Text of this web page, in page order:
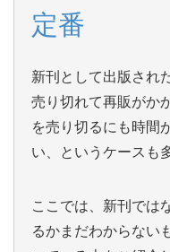
定番
新刊として出版され
売り切れて再販がか
を売り切るにも時間
い、というケースも
ここでは、新刊では
るかまだわからない